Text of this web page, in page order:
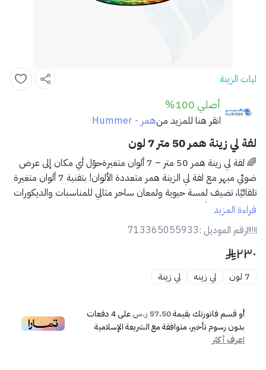
ليات الزينة
أصلي 100%
انقر هنا للمزيد منهمر - Hummer
لفة لي زينة همر 50 متر 7 لون
🌈 لفة لي زينة همر 50 متر – 7 ألوان متغيرةحوّل أي مكان إلى عرض
ضوئي مبهر مع لفة لي الزينة همر متعددة الألوان! بتقنية 7 ألوان متغيرة
تلقائيًا، تضيف لمسة حيوية ولمعان ساحر مثالي للمناسبات والديكورات
اليومية، داخل أو خارج المنزل.
✅ المميزات:
🌈 إضاءة متغيرة بـ 7 ألوان ساحرة
💡 نمط تشغيل تلقائي لتغيير الألوان بشكل متناسق
🌀 خامة مرنة وسهلة التركيب والتشكيل
☔ مقاوم للعوامل الخارجية – مناسب للداخل والخارج
📦 محتويات المنتج:
قراءة المزيد
رقم الموديل :713365055933
٢٣٠
7 لون لي زينه لي زينة
أو قسم فاتورتك بقيمة57.50 ر.س على4دفعات
بدون رسوم تأخير، متوافقة مع الشريعة الإسلامية
اعرف أكثر